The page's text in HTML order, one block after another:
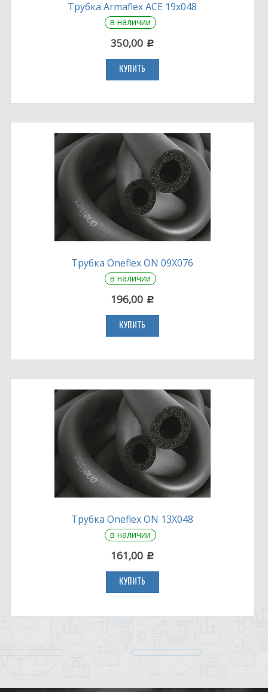
Трубка Armaflex ACE 19х048
в наличии
350,00 c
КУПИТЬ
Трубка Oneflex ON 09X076
в наличии
196,00 c
КУПИТЬ
Трубка Oneflex ON 13X048
в наличии
161,00 c
КУПИТЬ